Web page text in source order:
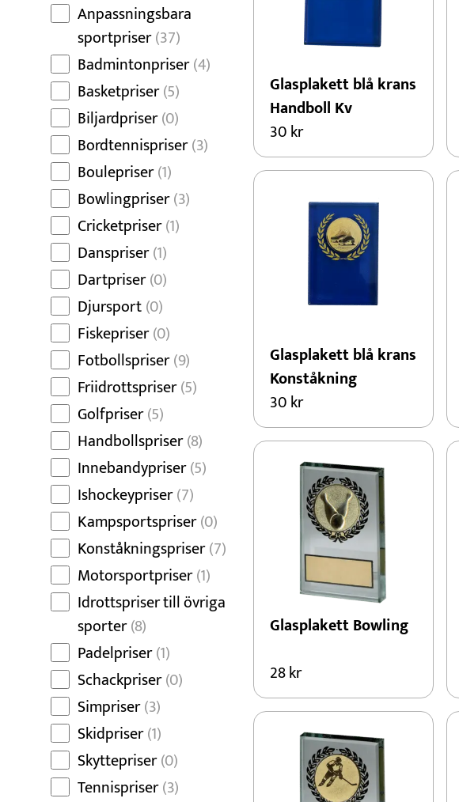
Anpassningsbara
sportpriser(37)
Badmintonpriser(4)
Basketpriser(5)
Biljardpriser(0)
Bordtennispriser(3)
Boulepriser(1)
Bowlingpriser(3)
Cricketpriser(1)
Danspriser(1)
Dartpriser(0)
Djursport(0)
Fiskepriser(0)
Fotbollspriser(9)
Friidrottspriser(5)
Golfpriser(5)
Handbollspriser(8)
Innebandypriser(5)
Ishockeypriser(7)
Kampsportspriser(0)
Konståkningspriser(7)
Motorsportpriser(1)
Idrottspriser till övriga
sporter(8)
Padelpriser(1)
Schackpriser(0)
Simpriser(3)
Skidpriser(1)
Skyttepriser(0)
Tennispriser(3)
Glasplakett blå krans
Handboll Kv
30kr
Glasplakett blå krans
Konståkning
30kr
Glasplakett Bowling
28kr